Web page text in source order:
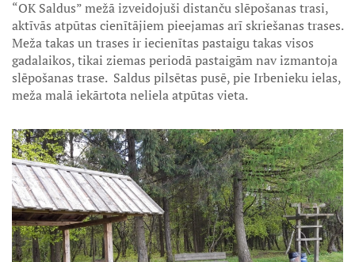
“OK Saldus” mežā izveidojuši distanču slēpošanas trasi,
aktīvās atpūtas cienītājiem pieejamas arī skriešanas trases.
Meža takas un trases ir iecienītas pastaigu takas visos
gadalaikos, tikai ziemas periodā pastaigām nav izmantoja
slēpošanas trase. Saldus pilsētas pusē, pie Irbenieku ielas,
meža malā iekārtota neliela atpūtas vieta.